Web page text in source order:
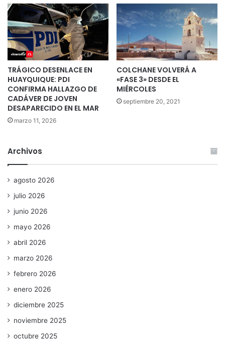
TRÁGICO DESENLACE EN
HUAYQUIQUE: PDI
CONFIRMA HALLAZGO DE
CADÁVER DE JOVEN
DESAPARECIDO EN EL MAR
marzo 11, 2026
COLCHANE VOLVERÁ A
«FASE 3» DESDE EL
MIÉRCOLES
septiembre 20, 2021
Archivos
agosto 2026
julio 2026
junio 2026
mayo 2026
abril 2026
marzo 2026
febrero 2026
enero 2026
diciembre 2025
noviembre 2025
octubre 2025